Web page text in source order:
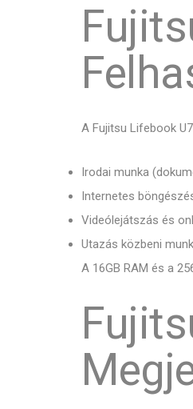
A Fujitsu Lifebook
Irodai munka
Internetes
Videólejátszás és
Utazás közbeni
A 16GB RAM és a